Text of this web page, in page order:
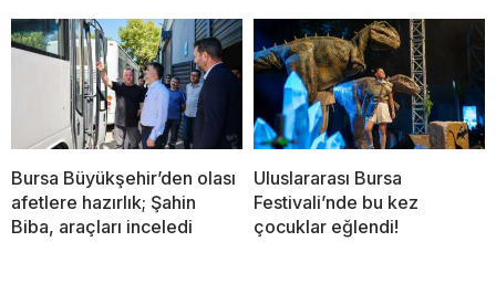
Bursa Büyükşehir’den olası
afetlere hazırlık; Şahin
Biba, araçları inceledi
Uluslararası Bursa
Festivali’nde bu kez
çocuklar eğlendi!